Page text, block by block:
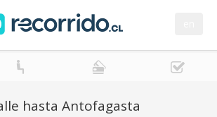
hasta Antofagasta